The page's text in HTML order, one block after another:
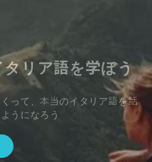
リア語を学ぼう
って、本当のイタリア語を話
うになろう